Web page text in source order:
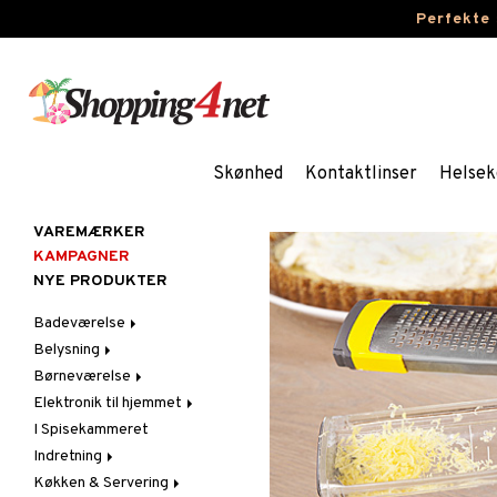
Perfekte
Skønhed Kontaktlinser
VAREMÆRKER
KAMPAGNER
NYE PRODUKTER
Badeværelse
Badeværelsesindretning
Badeværelsestekstiler
Badeværelsestilbehør
Belysning
Belysningstilbehør
Fyrfadsstager &
Lysestager
Indendørslamper
Bordlamper
LED-lys
Børneværelse
Dekoration til
Børneværelse
Lamper til Børn
Møbler til Børn
Elektronik til hjemmet
Lyd
I Spisekammeret
Indretning
Dekoration
Køkken & Servering